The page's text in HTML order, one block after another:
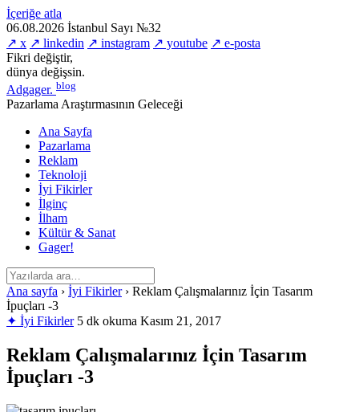
İçeriğe atla
06.08.2026 İstanbul Sayı №32
↗ x ↗ linkedin ↗ instagram ↗ youtube ↗ e-posta
Fikri değiştir,
dünya değişsin.
Adgager. blog
Pazarlama Araştırmasının Geleceği
Ana Sayfa
Pazarlama
Reklam
Teknoloji
İyi Fikirler
İlginç
İlham
Kültür & Sanat
Gager!
Ana sayfa › İyi Fikirler › Reklam Çalışmalarınız İçin Tasarım
İpuçları -3
✦ İyi Fikirler 5 dk okuma Kasım 21, 2017
Reklam Çalışmalarınız İçin Tasarım
İpuçları -3